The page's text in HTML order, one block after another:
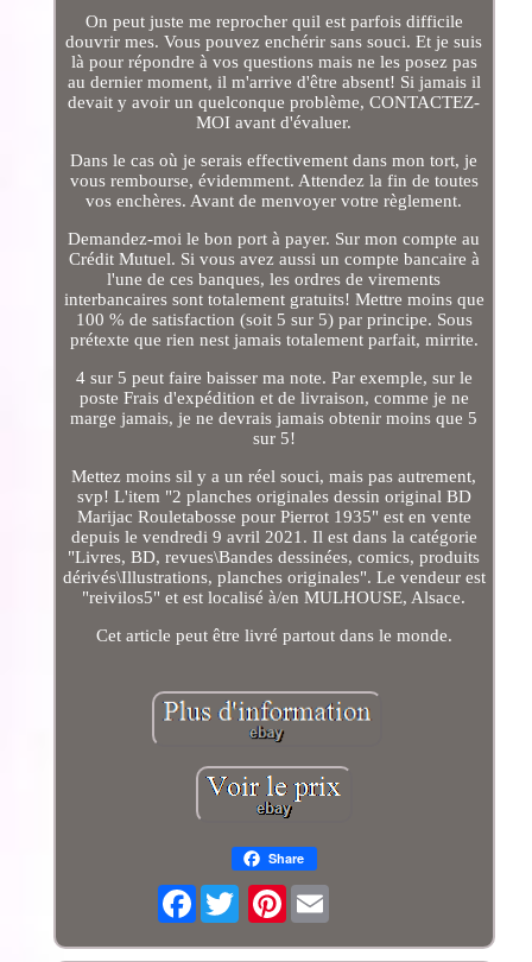
On peut juste me reprocher quil est parfois difficile
douvrir mes. Vous pouvez enchérir sans souci. Et je suis
là pour répondre à vos questions mais ne les posez pas
au dernier moment, il m'arrive d'être absent! Si jamais il
devait y avoir un quelconque problème, CONTACTEZ-
MOI avant d'évaluer.
Dans le cas où je serais effectivement dans mon tort, je
vous rembourse, évidemment. Attendez la fin de toutes
vos enchères. Avant de menvoyer votre règlement.
Demandez-moi le bon port à payer. Sur mon compte au
Crédit Mutuel. Si vous avez aussi un compte bancaire à
l'une de ces banques, les ordres de virements
interbancaires sont totalement gratuits! Mettre moins que
100 % de satisfaction (soit 5 sur 5) par principe. Sous
prétexte que rien nest jamais totalement parfait, mirrite.
4 sur 5 peut faire baisser ma note. Par exemple, sur le
poste Frais d'expédition et de livraison, comme je ne
marge jamais, je ne devrais jamais obtenir moins que 5
sur 5!
Mettez moins sil y a un réel souci, mais pas autrement,
svp! L'item "2 planches originales dessin original BD
Marijac Rouletabosse pour Pierrot 1935" est en vente
depuis le vendredi 9 avril 2021. Il est dans la catégorie
"Livres, BD, revues\Bandes dessinées, comics, produits
dérivés\Illustrations, planches originales". Le vendeur est
"reivilos5" et est localisé à/en MULHOUSE, Alsace.
Cet article peut être livré partout dans le monde.
Share
Facebook Pinterest